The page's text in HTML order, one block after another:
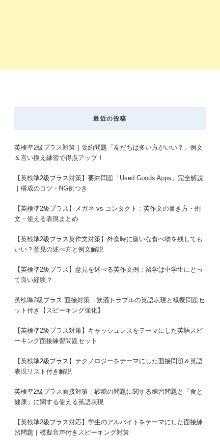
最近の投稿
英検準2級プラス対策｜要約問題「友だちは多い方がいい？」例文
＆言い換え練習で得点アップ！
【英検準2級プラス対策】要約問題「Used Goods Apps」完全解説
｜構成のコツ・NG例つき
【英検準2級プラス】メガネ vs コンタクト：英作文の書き方・例
文・使える表現まとめ
【英検準2級プラス英作文対策】外食時に嫌いな食べ物を残しても
いい？意見の述べ方と例文解説
【英検準2級プラス】意見を述べる英作文例：留学は中学生にとっ
て良い経験？
英検準2級プラス 面接対策｜飲酒トラブルの英語表現と模擬問題セ
ット付き【スピーキング強化】
【英検準2級プラス対策】キャッシュレスをテーマにした英語スピ
ーキング面接練習問題セット
【英検準2級プラス】テクノロジーをテーマにした面接問題＆英語
表現リスト付き解説
英検準2級プラス面接対策｜砂糖の問題に関する練習問題と「食と
健康」に関する使える英語表現
【英検準2級プラス対応】学生のアルバイトをテーマにした面接練
習問題｜模擬音声付きスピーキング対策